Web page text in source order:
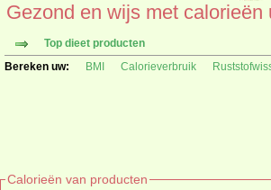
Gezond en wijs met calorieën
Top dieet producten
Bereken uw:
BMI Calorieverbruik
Calorieën van producten